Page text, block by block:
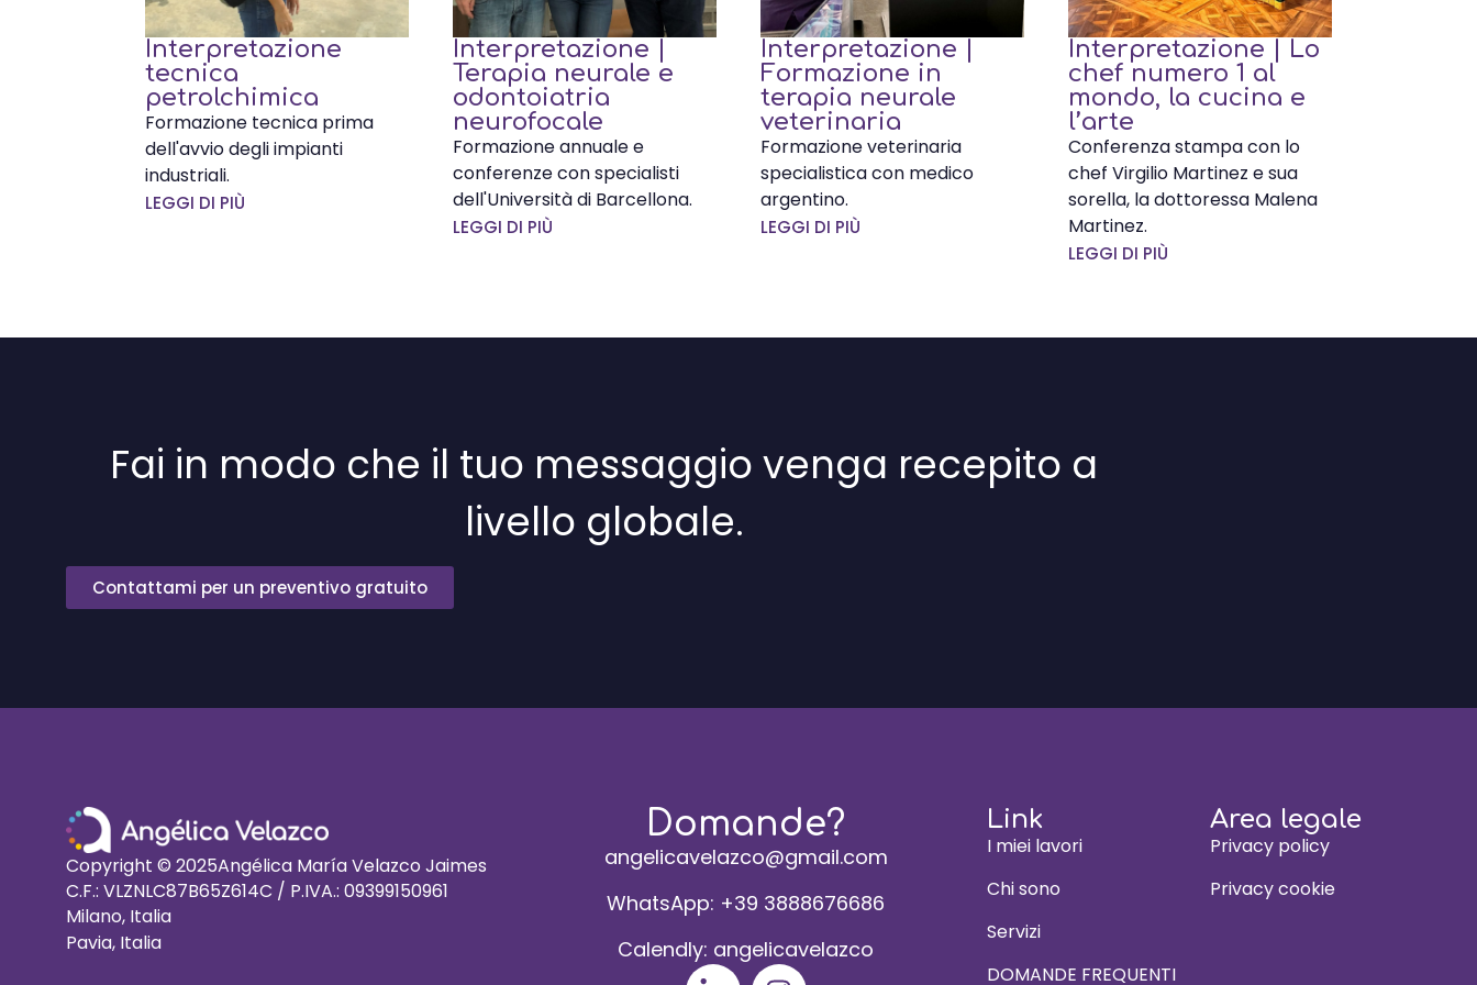
Interpretazione
tecnica
petrolchimica
Formazione tecnica prima
dell'avvio degli impianti
industriali.
LEGGI DI PIÙ
Interpretazione |
Terapia neurale e
odontoiatria
neurofocale
Formazione annuale e
conferenze con specialisti
dell'Università di Barcellona.
LEGGI DI PIÙ
Interpretazione |
Formazione in
terapia neurale
veterinaria
Formazione veterinaria
specialistica con medico
argentino.
LEGGI DI PIÙ
Interpretazione | Lo
chef numero 1 al
mondo, la cucina e
l’arte
Conferenza stampa con lo
chef Virgilio Martinez e sua
sorella, la dottoressa Malena
Martinez.
LEGGI DI PIÙ
Fai in modo che il tuo messaggio venga recepito a
livello globale.
Contattami per un preventivo gratuito
Copyright © 2025Angélica María Velazco Jaimes
C.F.: VLZNLC87B65Z614C / P.IVA.: 09399150961
Milano, Italia
Pavia, Italia
Domande?
angelicavelazco@gmail.com
WhatsApp: +39 3888676686
Calendly: angelicavelazco
Link
I miei lavori
Chi sono
Servizi
DOMANDE FREQUENTI
Area legale
Privacy policy
Privacy cookie